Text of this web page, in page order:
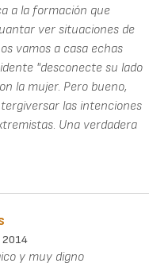
a la formación que
ver situaciones de
vamos a casa echas
"desconecte su lado
la mujer. Pero bueno,
las intenciones
Una verdadera
2014
y muy digno